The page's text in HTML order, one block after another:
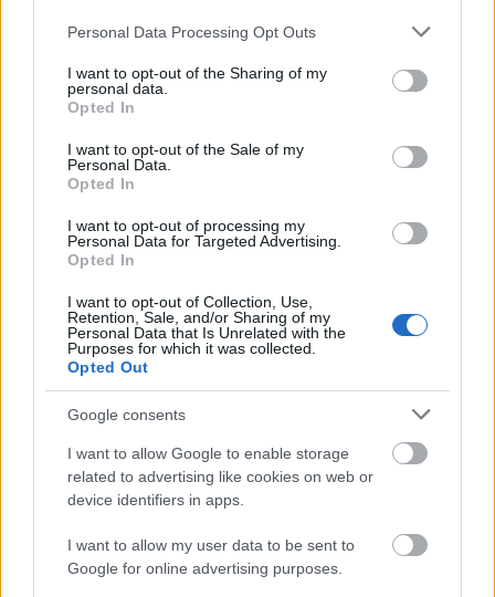
Please note that this website/app uses one or more Google
not limited to your visit or usage behaviour. You may click to
grant or deny consent to Google and its third-party tags to
use your data for below specified purposes in below Google
consent section.
Personal Data Processing Opt Outs
I want to opt-out of the Sharing of my
personal data.
Opted In
I want to opt-out of the Sale of my
Personal Data.
Opted In
I want to opt-out of processing my
Personal Data for Targeted Advertising.
Opted In
I want to opt-out of Collection, Use,
Retention, Sale, and/or Sharing of my
Personal Data that Is Unrelated with the
Purposes for which it was collected.
Opted Out
Google consents
I want to allow Google to enable storage
related to advertising like cookies on web or
device identifiers in apps.
I want to allow my user data to be sent to
Google for online advertising purposes.
Kimolos Experience Festival